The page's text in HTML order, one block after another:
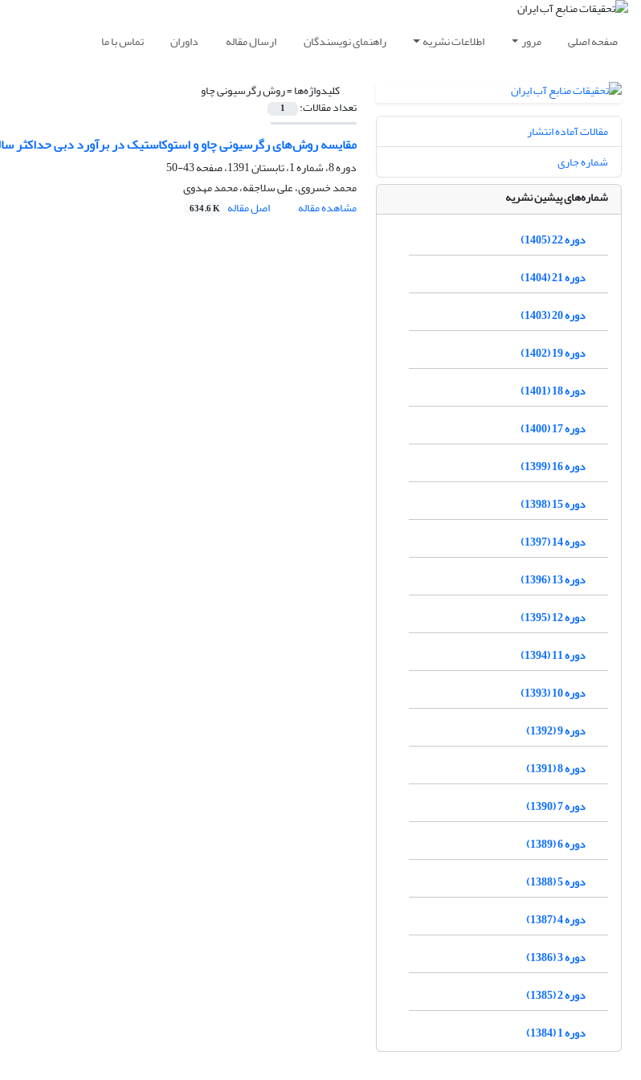
صفحه اصلی مرور اطلاعات نشریه راهنمای نویسندگان ارسال مقاله داوران تماس با ما
کلیدواژه‌ها =روش رگرسیونی چاو
تعداد مقالات: 1
مقایسه روش‌های رگرسیونی چاو و استوکاستیک در برآورد دبی حداکثر
دوره 8، شماره 1، تابستان 1391، صفحه
43-50
محمد خسروی، علی سلاجقه، محمد مهدوی
مشاهده مقاله
اصل مقاله 634.6 K
مقالات آماده انتشار
شماره جاری
شماره‌های پیشین نشریه
دوره 22 (1405)
دوره 21 (1404)
دوره 20 (1403)
دوره 19 (1402)
دوره 18 (1401)
دوره 17 (1400)
دوره 16 (1399)
دوره 15 (1398)
دوره 14 (1397)
دوره 13 (1396)
دوره 12 (1395)
دوره 11 (1394)
دوره 10 (1393)
دوره 9 (1392)
دوره 8 (1391)
دوره 7 (1390)
دوره 6 (1389)
دوره 5 (1388)
دوره 4 (1387)
دوره 3 (1386)
دوره 2 (1385)
دوره 1 (1384)